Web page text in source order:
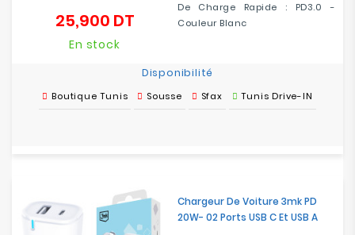
De Charge Rapide : PD3.0 -
Couleur Blanc
25,900 DTPrix
En stock
Disponibilité
Boutique Tunis Sousse Sfax Tunis Drive-IN
Chargeur De Voiture 3mk PD
20W- 02 Ports USB C Et USB A